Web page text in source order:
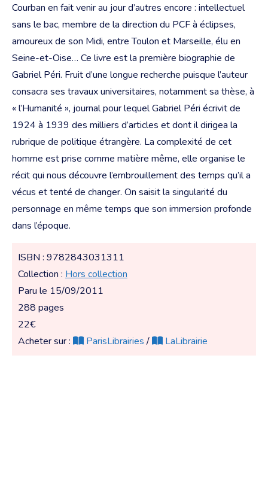
Courban en fait venir au jour d’autres encore : intellectuel
sans le bac, membre de la direction du PCF à éclipses,
amoureux de son Midi, entre Toulon et Marseille, élu en
Seine-et-Oise… Ce livre est la première biographie de
Gabriel Péri. Fruit d’une longue recherche puisque l’auteur
consacra ses travaux universitaires, notamment sa thèse, à
« l’Humanité », journal pour lequel Gabriel Péri écrivit de
1924 à 1939 des milliers d’articles et dont il dirigea la
rubrique de politique étrangère. La complexité de cet
homme est prise comme matière même, elle organise le
récit qui nous découvre l’embrouillement des temps qu’il a
vécus et tenté de changer. On saisit la singularité du
personnage en même temps que son immersion profonde
dans l’époque.
ISBN : 9782843031311
Collection : Hors collection
Paru le 15/09/2011
288 pages
22€
Acheter sur :
ParisLibrairies/ LaLibrairie